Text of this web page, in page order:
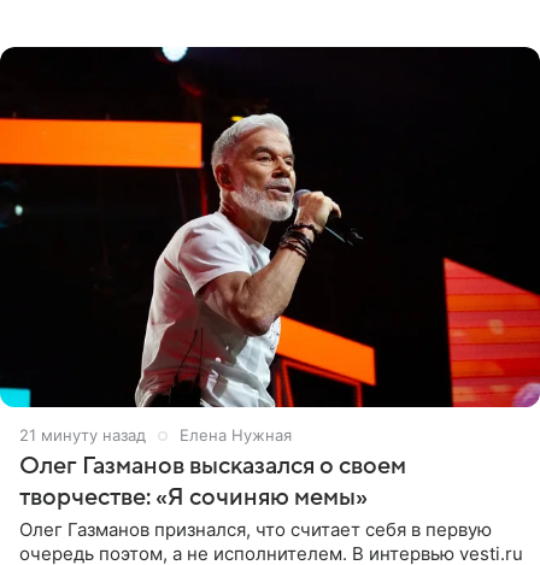
21 минуту назад Елена Нужная
Олег Газманов высказался о своем
творчестве: «Я сочиняю мемы»
Олег Газманов признался, что считает себя в первую
очередь поэтом, а не исполнителем. В интервью vesti.ru